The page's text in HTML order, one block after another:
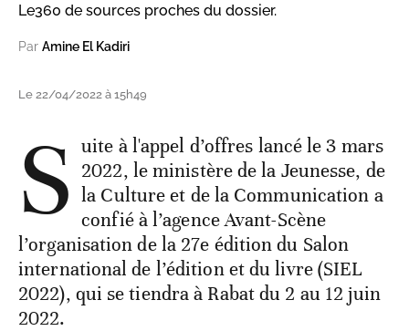
Le360 de sources proches du dossier.
Par Amine El Kadiri
Le 22/04/2022 à 15h49
S uite à l'appel d’offres lancé le 3 mars
2022, le ministère de la Jeunesse, de
la Culture et de la Communication a
confié à l’agence Avant-Scène
l’organisation de la 27e édition du Salon
international de l’édition et du livre (SIEL
2022), qui se tiendra à Rabat du 2 au 12 juin
2022.